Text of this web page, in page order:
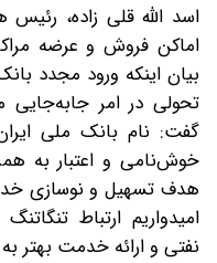
اسد الله قلی زاده،
اماکن فروش و عرضه
بیان اینکه ورود مجدد
تحولی در امر جابه‌جایی
گفت: نام بانک ملی
خوش‌نامی و اعتبار به
هدف تسهیل و نوسازی
امیدواریم ارتباط
نفتی و ارائه خدمت بهتر